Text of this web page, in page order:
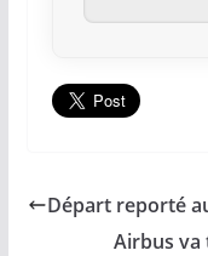
Départ reporté
Airbus va